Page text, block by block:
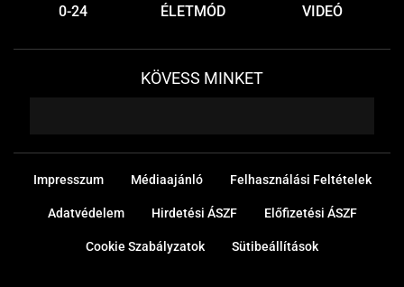
0-24 ÉLETMÓD VIDEÓ
KÖVESS MINKET
Impresszum Médiaajánló Felhasználási Feltételek
Adatvédelem Hirdetési ÁSZF Előfizetési ÁSZF
Cookie Szabályzatok Sütibeállítások